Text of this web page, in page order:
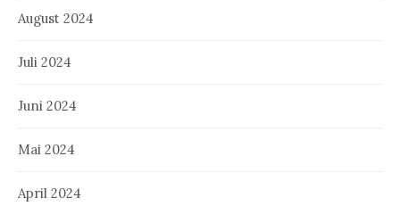
August 2024
Juli 2024
Juni 2024
Mai 2024
April 2024